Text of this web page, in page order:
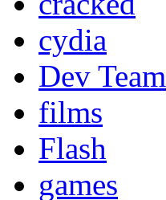
cydia
Dev Team
films
Flash
games